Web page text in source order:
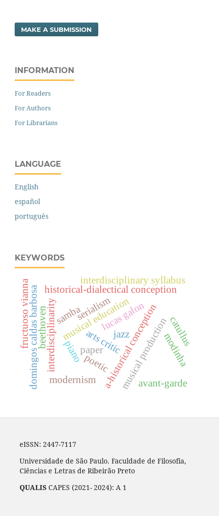
MAKE A SUBMISSION
INFORMATION
For Readers
For Authors
For Librarians
LANGUAGE
English
español
português
KEYWORDS
lucas galon
sambaserialism
musical education
interdisciplinarity a-historical conception
historical-dialectical conception
interdisciplinary syllabus
musical production
paper modinha
arts critic
poetic
domingos caldas barbosa catullus
jazz
avant-garde
fructuoso vianna
modernism
beethoven
piano
eISSN: 2447-7117
Universidade de São Paulo. Faculdade de Filosofia,
Ciências e Letras de Ribeirão Preto
QUALIS CAPES (2021- 2024): A 1